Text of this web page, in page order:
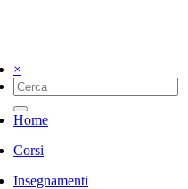
×
Home
Corsi
Insegnamenti